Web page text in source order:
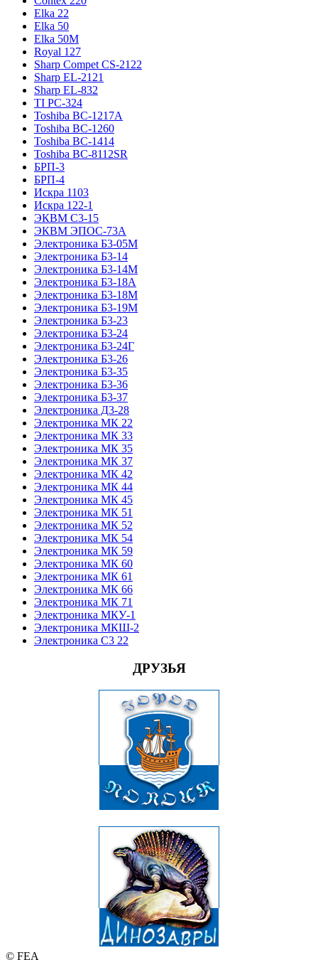
Elka 22
Elka 50
Elka 50M
Royal 127
Sharp Compet CS-2122
Sharp EL-2121
Sharp EL-832
TI PC-324
Toshiba BC-1217A
Toshiba BC-1260
Toshiba BC-1414
Toshiba BC-8112SR
БРП-3
БРП-4
Искра 1103
Искра 122-1
ЭКВМ С3-15
ЭКВМ ЭПОС-73А
Электроника Б3-05М
Электроника Б3-14
Электроника Б3-14М
Электроника Б3-18А
Электроника Б3-18М
Электроника Б3-19М
Электроника Б3-23
Электроника Б3-24
Электроника Б3-24Г
Электроника Б3-26
Электроника Б3-35
Электроника Б3-36
Электроника Б3-37
Электроника Д3-28
Электроника МК 22
Электроника МК 33
Электроника МК 35
Электроника МК 37
Электроника МК 42
Электроника МК 44
Электроника МК 45
Электроника МК 51
Электроника МК 52
Электроника МК 54
Электроника МК 59
Электроника МК 60
Электроника МК 61
Электроника МК 66
Электроника МК 71
Электроника МКУ-1
Электроника МКШ-2
Электроника С3 22
ДРУЗЬЯ
© FEA